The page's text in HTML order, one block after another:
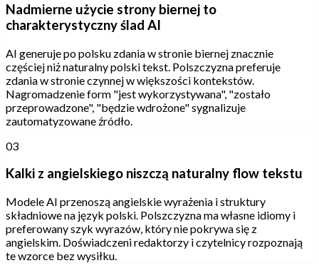
Nadmierne użycie strony biernej to
charakterystyczny ślad AI
AI generuje po polsku zdania w stronie biernej znacznie
częściej niż naturalny polski tekst. Polszczyzna preferuje
zdania w stronie czynnej w większości kontekstów.
Nagromadzenie form "jest wykorzystywana", "zostało
przeprowadzone", "będzie wdrożone" sygnalizuje
zautomatyzowane źródło.
03
Kalki z angielskiego niszczą naturalny flow tekstu
Modele AI przenoszą angielskie wyrażenia i struktury
składniowe na język polski. Polszczyzna ma własne idiomy i
preferowany szyk wyrazów, który nie pokrywa się z
angielskim. Doświadczeni redaktorzy i czytelnicy rozpoznają
te wzorce bez wysiłku.